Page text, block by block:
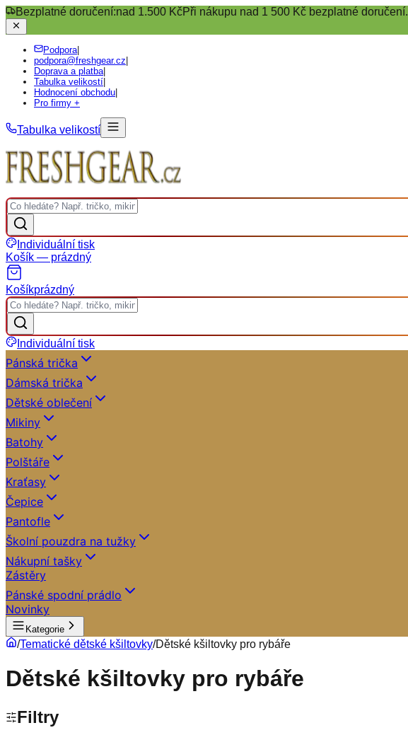
Bezplatné doručení:nad 1.500 KčPři nákupu nad 1 500 Kč bezplatné doručení.
Podpora|
podpora@freshgear.cz
Doprava a platba|
Tabulka velikostí
Hodnocení obchodu
Pro firmy +
Tabulka velikostí
Individuální tisk
Košík — prázdný
Košíkprázdný
Individuální tisk
Pánská trička
Dámská trička
Dětské oblečení
Mikiny
Batohy
Polštáře
Kraťasy
Čepice
Pantofle
Školní pouzdra na tužky
Nákupní tašky
Zástěry
Pánské spodní prádlo
Novinky
Kategorie
/Tematické dětské kšiltovky/Dětské kšiltovky pro rybáře
Dětské kšiltovky pro rybáře
Filtry